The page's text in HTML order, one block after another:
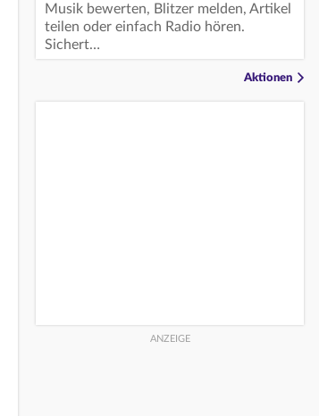
Musik bewerten, Blitzer melden, Artikel
teilen oder einfach Radio hören.
Sichert…
Aktionen